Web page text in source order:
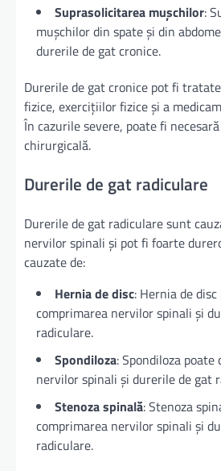
Suprasolicitarea mușchilor:
mușchilor din spate și din
durerile de gat cronice.
Durerile de gat cronice pot fi
fizice, exercițiilor fizice și a
În cazurile severe, poate fi
chirurgicală.
Durerile de gat radiculare
Durerile de gat radiculare sunt
nervilor spinali și pot fi foarte
cauzate de:
Hernia de disc: Hernia de
comprimarea nervilor spinali și
radiculare.
Spondiloza: Spondiloza
nervilor spinali și durerile de gat
Stenoza spinală: Stenoza
comprimarea nervilor spinali și
radiculare.